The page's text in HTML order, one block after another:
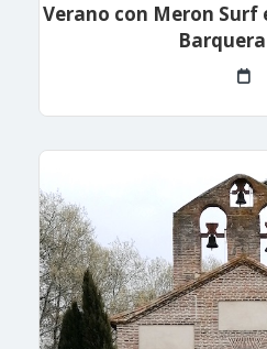
Verano con Meron Surf